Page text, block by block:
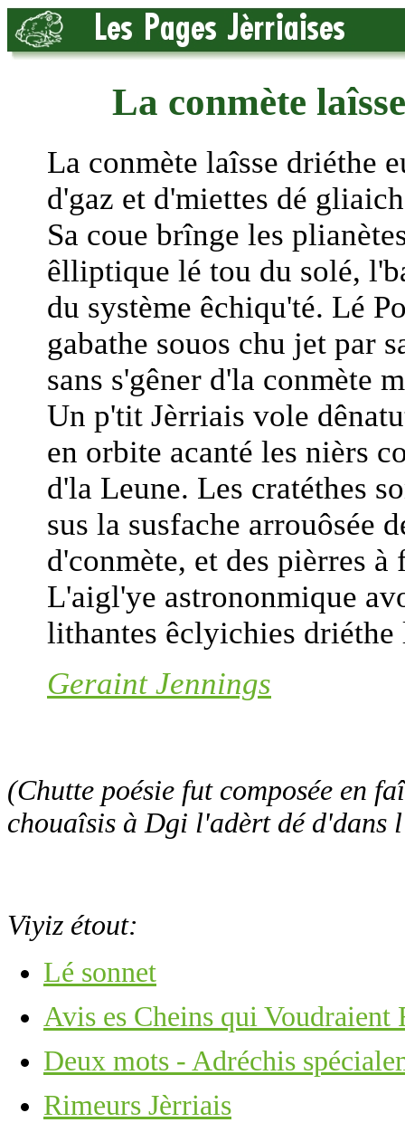
La conmète
La conmète laîsse driéthe
d'gaz et d'miettes dé
Sa coue brînge les
êlliptique lé tou du solé,
du système êchiqu'té. Lé
gabathe souos chu jet par
sans s'gêner d'la conmète
Un p'tit Jèrriais vole
en orbite acanté les nièrs
d'la Leune. Les cratéthes
sus la susfache arrouôsée
d'conmète, et des pièrres
L'aigl'ye astrononmique
lithantes êclyichies driéthe
Geraint Jennings
(Chutte poésie fut composée en
chouaîsis à Dgi l'adèrt dé d'dans
Viyiz étout:
Lé sonnet
Avis es Cheins qui Voudraient
Deux mots - Adréchis
Rimeurs Jèrriais